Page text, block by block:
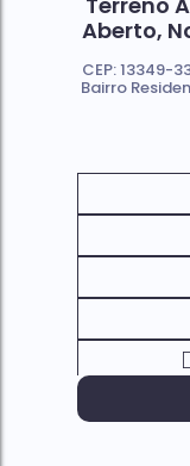
Aberto,
CEP: 13349-
Bairro